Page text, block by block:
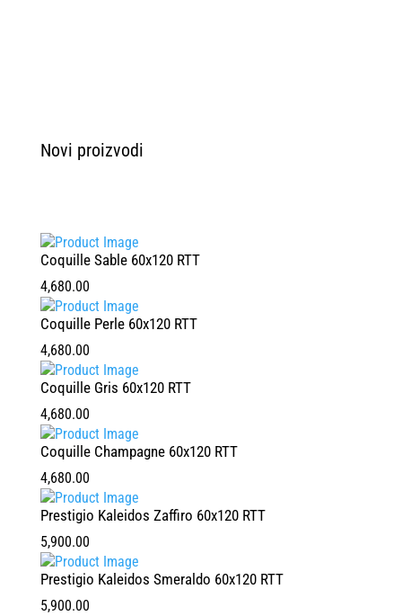
Novi proizvodi
Coquille Sable 60x120 RTT
4,680.00
Coquille Perle 60x120 RTT
4,680.00
Coquille Gris 60x120 RTT
4,680.00
Coquille Champagne 60x120 RTT
4,680.00
Prestigio Kaleidos Zaffiro 60x120 RTT
5,900.00
Prestigio Kaleidos Smeraldo 60x120 RTT
5,900.00